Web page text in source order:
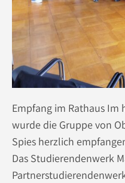
Empfang im Rathaus Im
wurde die Gruppe von
Spies herzlich
Das Studierendenwerk